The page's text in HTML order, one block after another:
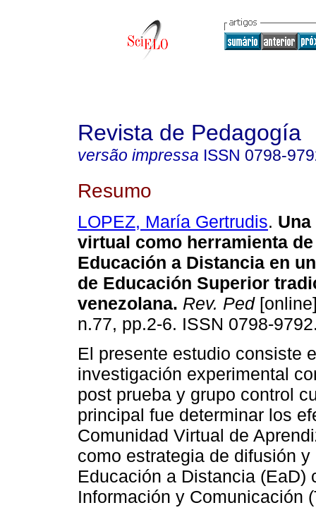
Revista de Pedagogía
versão impressa ISSN 0798-
Resumo
LOPEZ, María Gertrudis.
virtual como herramienta
Educación a Distancia en
de Educación Superior
venezolana. Rev. Ped
n.77, pp.2-6. ISSN 0798-
El presente estudio consiste
investigación experimental
post prueba y grupo control
principal fue determinar los
Comunidad Virtual de
como estrategia de difusión
Educación a Distancia (EaD)
Información y Comunicación